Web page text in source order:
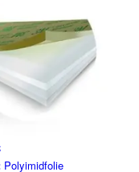
Polyimidfolie